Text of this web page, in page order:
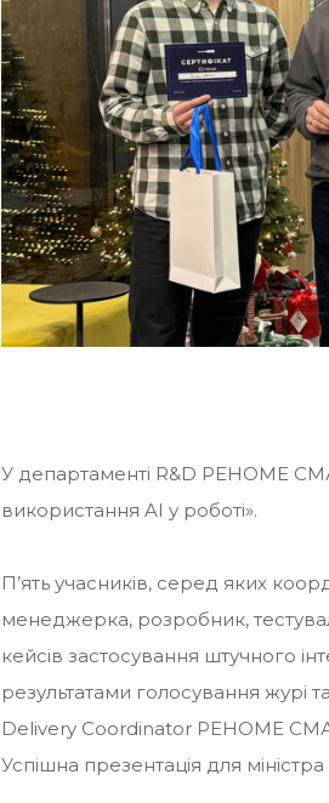
У департаменті R&D РЕНОМЕ
використання AI у роботі».
П’ять учасників, серед яких
менеджерка, розробник,
кейсів застосування штучного
результатами голосування журі
Delivery Coordinator РЕНОМЕ
Успішна презентація для